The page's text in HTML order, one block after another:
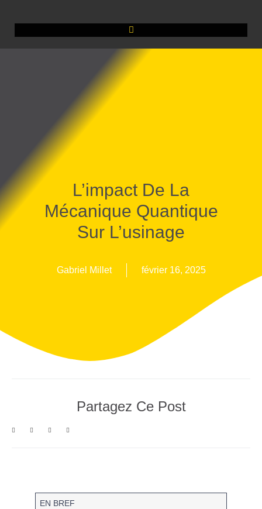
L’impact De La
Mécanique Quantique
Sur L’usinage
Gabriel Millet février 16, 2025
Partagez Ce Post
EN BREF